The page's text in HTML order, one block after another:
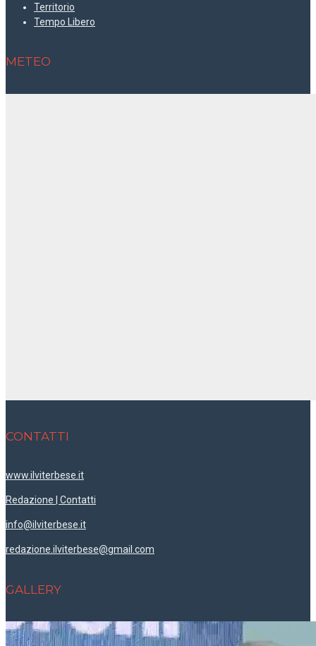
Territorio
Tempo Libero
METEO
CONTATTI
www.ilviterbese.it
Redazione | Contatti
info@ilviterbese.it
redazione.ilviterbese@gmail.com
GALLERY